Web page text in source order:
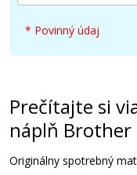
* Povinný údaj
Prečítajte si
náplň Brother
Originálny spotrebný